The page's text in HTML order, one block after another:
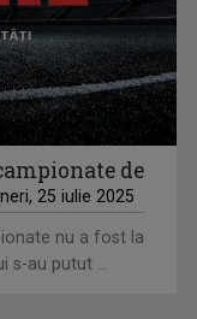
craniene în fotbal
de
nu a fost la